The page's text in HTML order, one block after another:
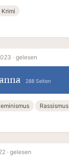
Krimi
·gelesen
288 Seiten
Rassismus
·gelesen